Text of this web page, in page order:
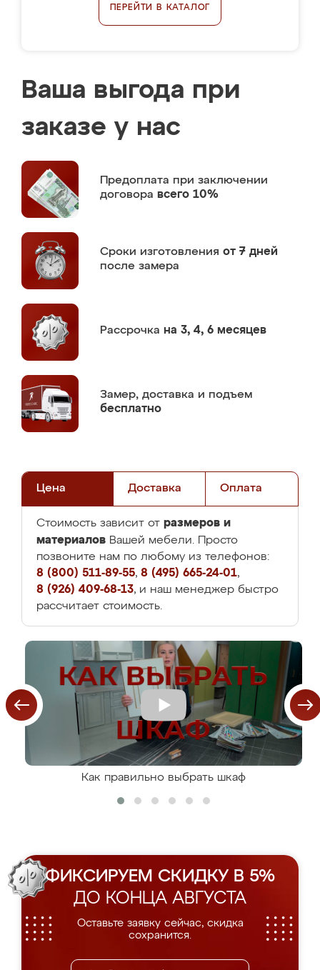
ПЕРЕЙТИ В КАТАЛОГ
Ваша выгода при
заказе у нас
Предоплата при заключении
договора всего 10%
Сроки изготовления от 7 дней
после замера
Рассрочка на 3, 4, 6 месяцев
Замер, доставка и подъем
бесплатно
Цена Доставка Оплата
Стоимость зависит от размеров и
материалов Вашей мебели. Просто
позвоните нам по любому из телефонов:
8 (800) 511-89-55, 8 (495) 665-24-01,
8 (926) 409-68-13, и наш менеджер быстро
рассчитает стоимость.
Как правильно выбрать шкаф
ФИКСИРУЕМ СКИДКУ В 5%
ДО КОНЦА АВГУСТА
Оставьте заявку сейчас, скидка
сохранится.